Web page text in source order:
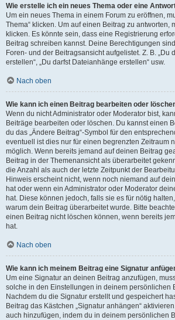
Wie erstelle ich ein neues Thema oder eine
Um ein neues Thema in einem Forum zu eröffnen,
Thema“ klicken. Um auf einen Beitrag zu antworten,
klicken. Es könnte sein, dass eine Registrierung
Beitrag schreiben kannst. Deine Berechtigungen
Foren- und der Beitragsansicht aufgelistet. Z. B. „Du
erstellen“, „Du darfst Dateianhänge erstellen“ usw.
Nach oben
Wie kann ich einen Beitrag bearbeiten oder
Wenn du nicht Administrator oder Moderator bist,
Beiträge bearbeiten oder löschen. Du kannst einen
du das „Ändere Beitrag“-Symbol für den
eventuell ist dies nur für einen begrenzten Zeitraum
möglich. Wenn bereits jemand auf deinen Beitrag
Beitrag in der Themenansicht als überarbeitet
die Anzahl als auch der letzte Zeitpunkt der
Hinweis erscheint nicht, wenn noch niemand auf
hat oder wenn ein Administrator oder Moderator
hat. Diese können jedoch, falls sie es für nötig
warum dein Beitrag überarbeitet wurde. Bitte
einen Beitrag nicht löschen können, wenn bereits
hat.
Nach oben
Wie kann ich meinem Beitrag eine Signatur
Um eine Signatur an deinen Beitrag anzufügen,
solche in den Einstellungen in deinem persönlichen
Nachdem du die Signatur erstellt und gespeichert
Beitrag das Kästchen „Signatur anhängen“
auch hinzufügen, indem du in deinem persönlichen